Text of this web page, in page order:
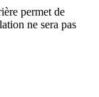
permet de
ne sera pas